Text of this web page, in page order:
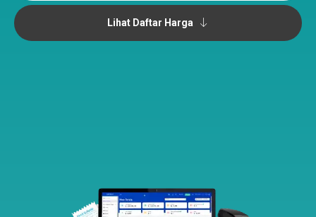
Lihat Daftar Harga